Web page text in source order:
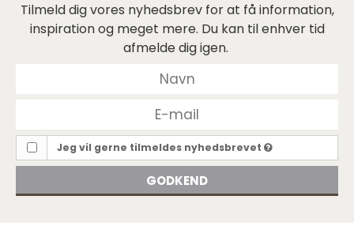
Tilmeld dig vores nyhedsbrev for at få information,
inspiration og meget mere. Du kan til enhver tid
afmelde dig igen.
Jeg vil gerne tilmeldes nyhedsbrevet
GODKEND